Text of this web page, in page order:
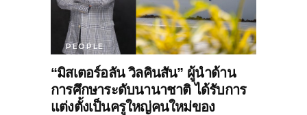
PEOPLE
“มิสเตอร์อลัน วิลคินสัน” ผู้นำด้าน
การศึกษาระดับนานาชาติ ได้รับการ
แต่งตั้งเป็นครูใหญ่คนใหม่ของ